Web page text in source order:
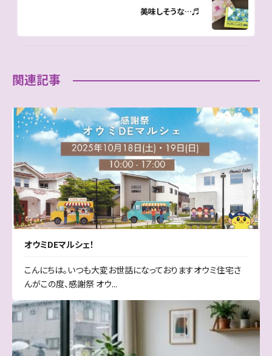
美味しそうな…♬
関連記事
オウミDEマルシェ！
こんにちは。いつも大変お世話になっておりますオウミ住宅さ
んがこの度、感謝祭 オウ...